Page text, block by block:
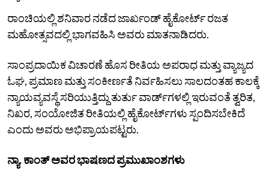
ರಾಂಚಿಯಲ್ಲಿ ಶನಿವಾರ ನಡೆದ ಜಾರ್ಖಂಡ್ ಹೈಕೋರ್ಟ್ ರಜತ
ಮಹೋತ್ಸವದಲ್ಲಿ ಭಾಗವಹಿಸಿ ಅವರು ಮಾತನಾಡಿದರು.
ಸಾಂಪ್ರದಾಯಿಕ ವಿಚಾರಣೆ ಹೊಸ ರೀತಿಯ ಅಪರಾಧ ಮತ್ತು ವ್ಯಾಜ್ಯದ
ಓಘ, ಪ್ರಮಾಣ ಮತ್ತು ಸಂಕೀರ್ಣತೆ ನಿರ್ವಹಿಸಲು ಸಾಲದಂತಹ ಕಾಲಕ್ಕೆ
ನ್ಯಾಯವ್ಯವಸ್ಥೆ ಸರಿಯುತ್ತಿದ್ದು ತುರ್ತು ವಾರ್ಡ್‌ಗಳಲ್ಲಿ ಇರುವಂತೆ ತ್ವರಿತ,
ನಿಖರ, ಸಂಯೋಜಿತ ರೀತಿಯಲ್ಲಿ ಹೈಕೋರ್ಟ್‌ಗಳು ಸ್ಪಂದಿಸಬೇಕಿದೆ
ಎಂದು ಅವರು ಅಭಿಪ್ರಾಯಪಟ್ಟರು.
ನ್ಯಾ. ಕಾಂತ್‌ ಅವರ ಭಾಷಣದ ಪ್ರಮುಖಾಂಶಗಳು